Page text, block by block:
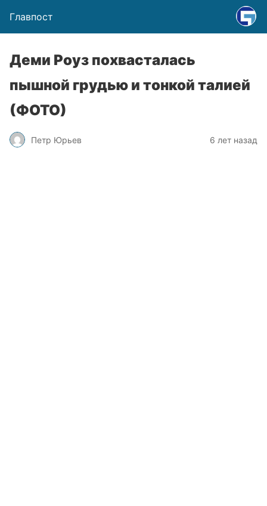
Главпост
Деми Роуз похвасталась
пышной грудью и тонкой талией
(ФОТО)
Петр Юрьев 6 лет назад